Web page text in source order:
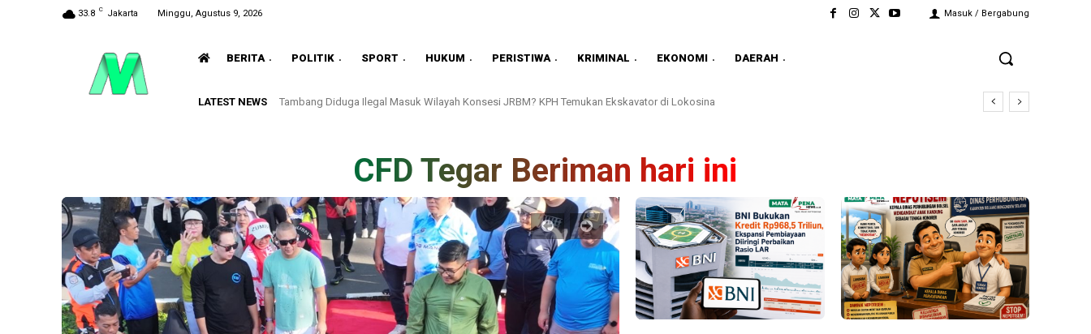
33.8 C Jakarta Minggu, Agustus 9, 2026 Masuk / Bergabung
BERITA POLITIK SPORT HUKUM PERISTIWA KRIMINAL EKONOMI DAERAH
LATEST NEWS Tambang Diduga Ilegal Masuk Wilayah Konsesi JRBM? KPH Temukan Ekskavator di Lokosina
CFD Tegar Beriman hari ini